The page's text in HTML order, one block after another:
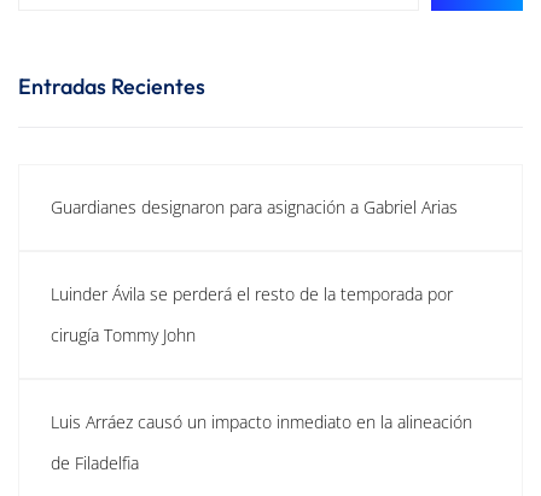
Entradas Recientes
Guardianes designaron para asignación a Gabriel Arias
Luinder Ávila se perderá el resto de la temporada por
cirugía Tommy John
Luis Arráez causó un impacto inmediato en la alineación
de Filadelfia